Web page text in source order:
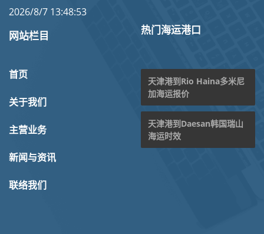
2026/8/7 13:48:53
网站栏目
首页
关于我们
主营业务
新闻与资讯
联络我们
热门海运港口
天津港到Rio Haina多米尼
加海运报价
天津港到Daesan韩国瑞山
海运时效